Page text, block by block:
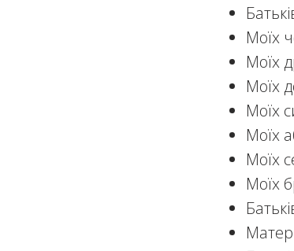
Моїх
Моїх
Моїх
Моїх
Моїх
Моїх
Моїх